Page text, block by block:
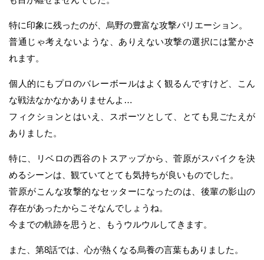
特に印象に残ったのが、烏野の豊富な攻撃バリエーション。
普通じゃ考えないような、ありえない攻撃の選択には驚かさ
れます。
個人的にもプロのバレーボールはよく観るんですけど、こん
な戦法なかなかありませんよ…
フィクションとはいえ、スポーツとして、とても見ごたえが
ありました。
特に、リベロの西谷のトスアップから、菅原がスパイクを決
めるシーンは、観ていてとても気持ちが良いものでした。
菅原がこんな攻撃的なセッターになったのは、後輩の影山の
存在があったからこそなんでしょうね。
今までの軌跡を思うと、もうウルウルしてきます。
また、第8話では、心が熱くなる烏養の言葉もありました。